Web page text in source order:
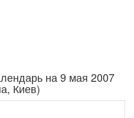
на 9 мая 2007
Киев)